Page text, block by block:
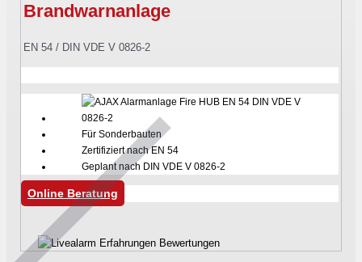
Brandwarnanlage
EN 54 / DIN VDE V 0826-2
Für Sonderbauten
Zertifiziert nach EN 54
Geplant nach DIN VDE V 0826-2
Online Beratung